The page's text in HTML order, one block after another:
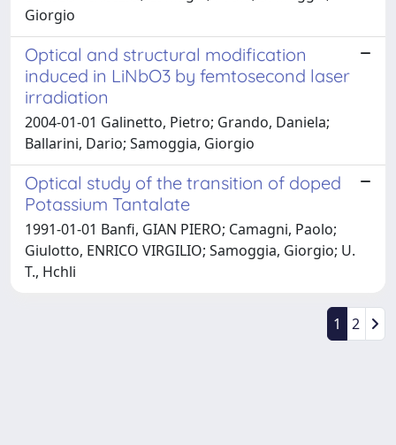
Giorgio
Optical and structural modification
induced in LiNbO3 by femtosecond laser
irradiation
2004-01-01 Galinetto, Pietro; Grando, Daniela;
Ballarini, Dario; Samoggia, Giorgio
Optical study of the transition of doped
Potassium Tantalate
1991-01-01 Banfi, GIAN PIERO; Camagni, Paolo;
Giulotto, ENRICO VIRGILIO; Samoggia, Giorgio; U.
T., Hchli
1 2